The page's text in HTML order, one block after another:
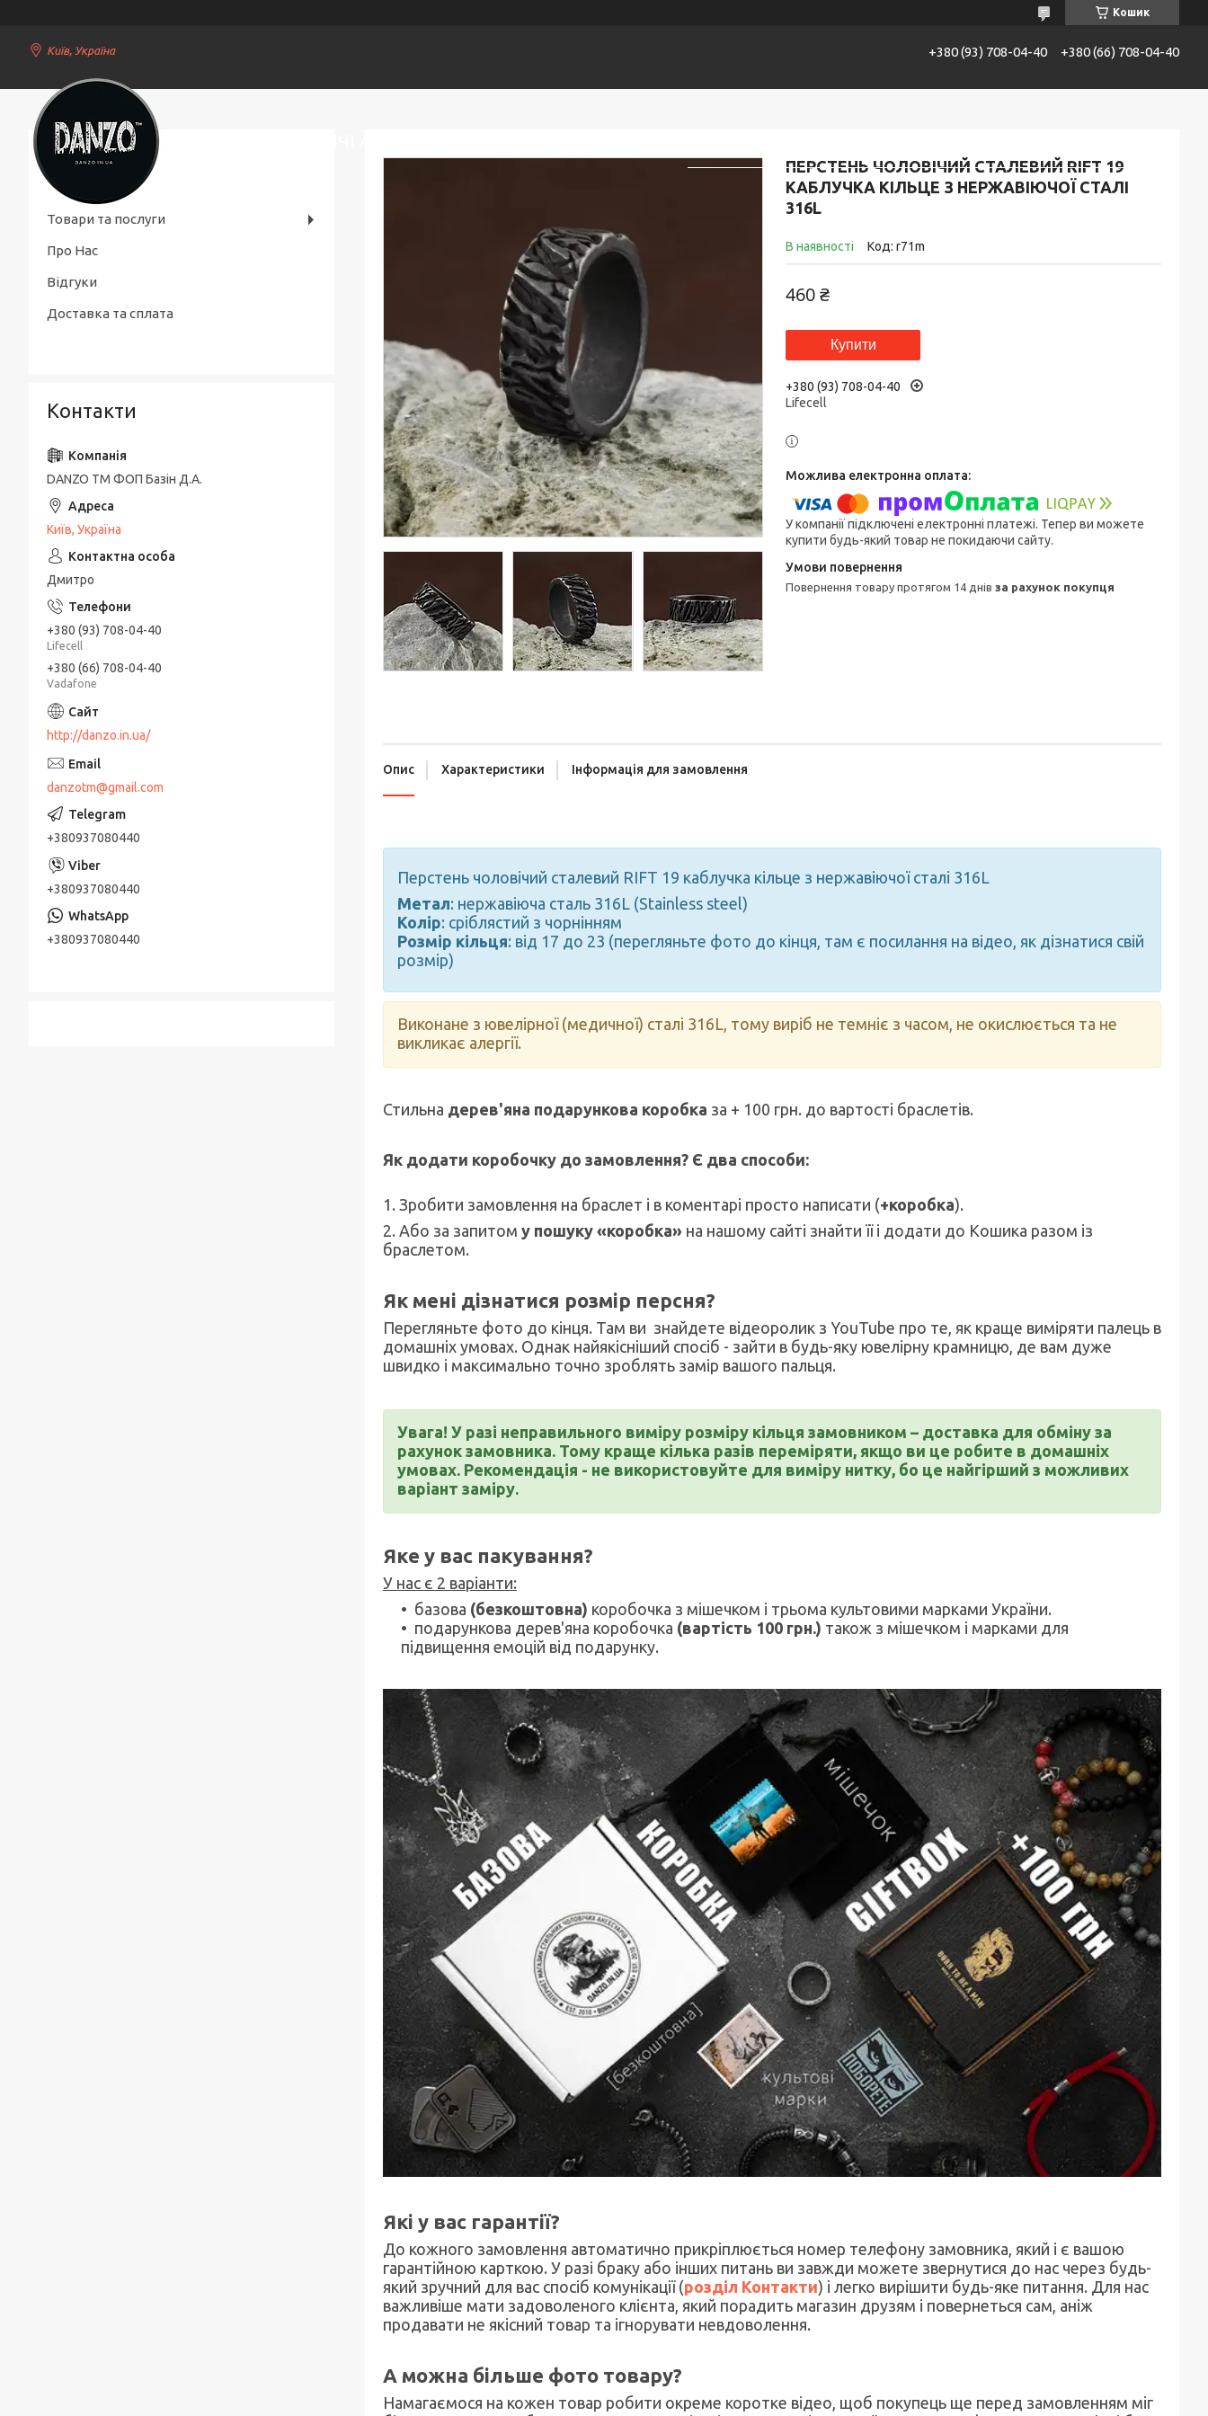
Кошик
Київ, Україна +380 (93) 708-04-40 +380 (66) 708-04-40
ПЕРСТЕНЬ ЧОЛОВІЧИЙ СТАЛЕВИЙ RIFT 19
КАБЛУЧКА КІЛЬЦЕ З НЕРЖАВІЮЧОЇ СТАЛІ
316L
В наявності Код: r71m
460 ₴
Купити
+380 (93) 708-04-40
Lifecell
У компанії підключені електронні платежі. Тепер ви можете
купити будь-який товар не покидаючи сайту.
повернення товару протягом 14 днів за рахунок покупця
Опис Характеристики Інформація для замовлення
Перстень чоловічий сталевий RIFT 19 каблучка кільце з нержавіючої сталі 316L
Метал: нержавіюча сталь 316L (Stainless steel)
Колір: сріблястий з чорнінням
Розмір кільця: від 17 до 23 (перегляньте фото до кінця, там є посилання на відео, як дізнатися свій
розмір)
Виконане з ювелірної (медичної) сталі 316L, тому виріб не темніє з часом, не окислюється та не
викликає алергії.
Стильна дерев'яна подарункова коробка за + 100 грн. до вартості браслетів.
Як додати коробочку до замовлення? Є два способи:
1. Зробити замовлення на браслет і в коментарі просто написати (+коробка).
2. Або за запитом у пошуку «коробка» на нашому сайті знайти її і додати до Кошика разом із
браслетом.
Як мені дізнатися розмір персня?
Перегляньте фото до кінця. Там ви знайдете відеоролик з YouTube про те, як краще виміряти палець в
домашніх умовах. Однак найякісніший спосіб - зайти в будь-яку ювелірну крамницю, де вам дуже
швидко і максимально точно зроблять замір вашого пальця.
Увага! У разі неправильного виміру розміру кільця замовником – доставка для обміну за
рахунок замовника. Тому краще кілька разів переміряти, якщо ви це робите в домашніх
умовах. Рекомендація - не використовуйте для виміру нитку, бо це найгірший з можливих
варіант заміру.
Яке у вас пакування?
У нас є 2 варіанти:
базова (безкоштовна) коробочка з мішечком і трьома культовими марками України.
подарункова дерев'яна коробочка (вартість 100 грн.) також з мішечком і марками для
підвищення емоцій від подарунку.
Які у вас гарантії?
До кожного замовлення автоматично прикріплюється номер телефону замовника, який і є вашою
гарантійною карткою. У разі браку або інших питань ви завжди можете звернутися до нас через будь-
який зручний для вас спосіб комунікації (розділ Контакти) і легко вирішити будь-яке питання. Для нас
важливіше мати задоволеного клієнта, який порадить магазин друзям і повернеться сам, аніж
продавати не якісний товар та ігнорувати невдоволення.
А можна більше фото товару?
Намагаємося на кожен товар робити окреме коротке відео, щоб покупець ще перед замовленням міг
Товари та послуги
Про Нас
Відгуки
Доставка та сплата
Контакти
DANZO TM ФОП Базін Д.А.
Київ, Україна
Дмитро
+380 (93) 708-04-40
Lifecell
+380 (66) 708-04-40
Vadafone
http://danzo.in.ua/
danzotm@gmail.com
+380937080440
+380937080440
+380937080440